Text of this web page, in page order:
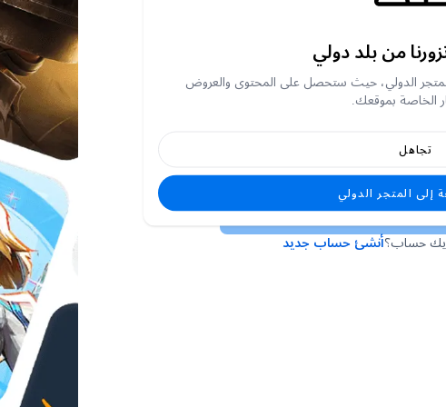
أو
الخاصة بي
تسجيل الدخول
حساب؟أنشئ حساب جديد
من بلد دولي
الدولي، حيث ستحصل على المحتوى والعروض
الخاصة بموقعك.
تجاهل
إلى المتجر الدولي